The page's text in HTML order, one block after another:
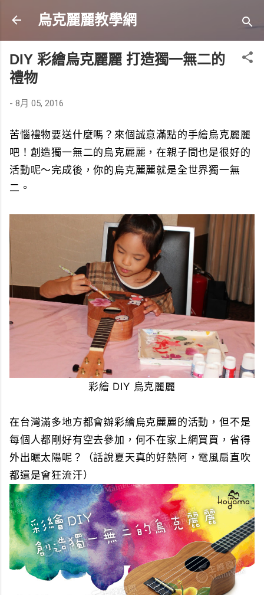
跳到主要內容
烏克麗麗教學網
DIY 彩繪烏克麗麗 打造獨一無二的
禮物
- 8月 05, 2016
苦惱禮物要送什麼嗎？來個誠意滿點的手繪烏克麗麗
吧！創造獨一無二的烏克麗麗，在親子間也是很好的
活動呢～完成後，你的烏克麗麗就是全世界獨一無
二。
彩繪 DIY 烏克麗麗
在台灣滿多地方都會辦彩繪烏克麗麗的活動，但不是
每個人都剛好有空去參加，何不在家上網買買，省得
外出曬太陽呢？（話說夏天真的好熱阿，電風扇直吹
都還是會狂流汗）